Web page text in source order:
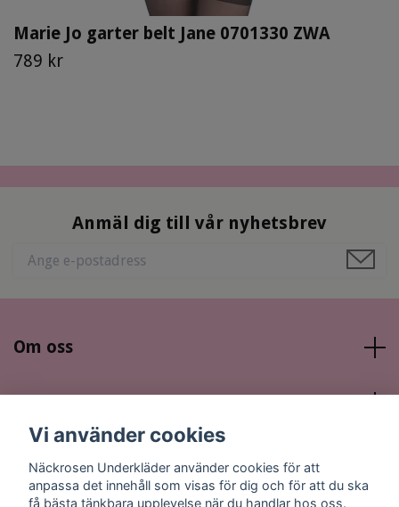
Marie Jo garter belt Jane 0701330 ZWA
789 kr
Anmäl dig till vår nyhetsbrev
Om oss
Sociala medier
Vi använder cookies
Näckrosen Underkläder använder cookies för att
anpassa det innehåll som visas för dig och för att du ska
få bästa tänkbara upplevelse när du handlar hos oss.